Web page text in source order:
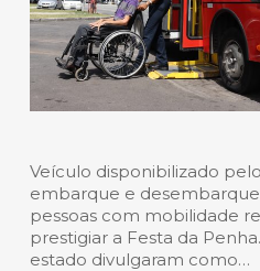
Veículo disponibilizado
embarque e
pessoas com mobilidade
prestigiar a Festa da
estado divulgaram como…